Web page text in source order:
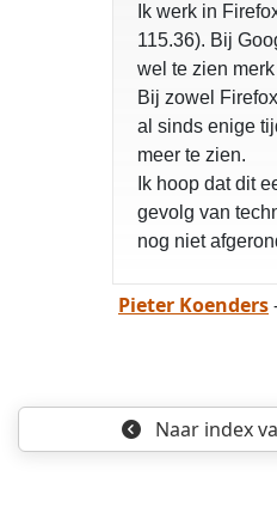
Ik werk in
115.36). Bij
wel te zien
Bij zowel
al sinds enige
meer te zien.
Ik hoop dat dit
gevolg van
nog niet
Pieter Koenders
Naar index